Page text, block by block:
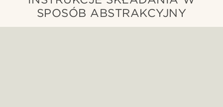
SPOSÓB ABSTRAKCYJNY